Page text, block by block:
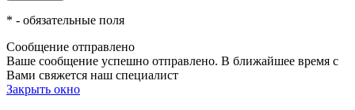
* - обязательные поля
Сообщение отправлено
Ваше сообщение успешно отправлено. В ближайшее время с
Вами свяжется наш специалист
Закрыть окно